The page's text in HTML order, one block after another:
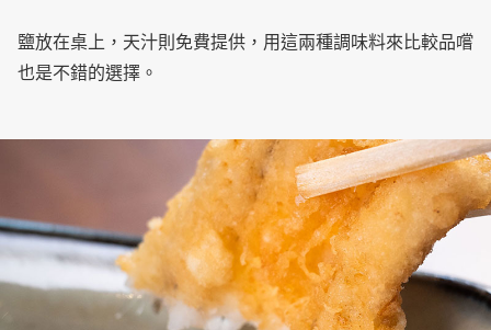
鹽放在桌上，天汁則免費提供，用這兩種調味料來比較品嚐
也是不錯的選擇。